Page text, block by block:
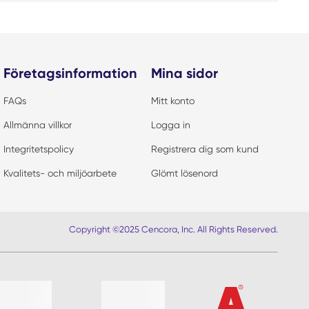
Företagsinformation
FAQs
Allmänna villkor
Integritetspolicy
Kvalitets- och miljöarbete
Mina sidor
Mitt konto
Logga in
Registrera dig som kund
Glömt lösenord
Copyright ©2025 Cencora, Inc. All Rights Reserved.